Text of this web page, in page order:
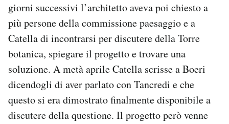
giorni successivi l’architetto aveva poi chiesto a
più persone della commissione paesaggio e a
Catella di incontrarsi per discutere della Torre
botanica, spiegare il progetto e trovare una
soluzione. A metà aprile Catella scrisse a Boeri
dicendogli di aver parlato con Tancredi e che
questo si era dimostrato finalmente disponibile a
discutere della questione. Il progetto però venne